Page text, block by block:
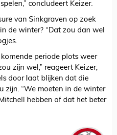
concludeert Keizer.
van Sinkgraven op zoek
de winter? “Dat zou dan wel
periode plots weer
zijn wel,” reageert Keizer,
door laat blijken dat die
zijn. “We moeten in de winter
hebben of dat het beter